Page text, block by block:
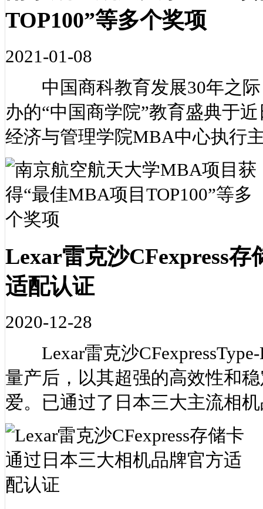
TOP100”等多个奖项
2021-01-08
中国商科教育发展30年之际
办的“中国商学院”教育盛典于
经济与管理学院MBA中心执行
Lexar雷克沙CFexpress
适配认证
2020-12-28
Lexar雷克沙
量产后，以其超强的高效性和
爱。已通过了日本三大主流相